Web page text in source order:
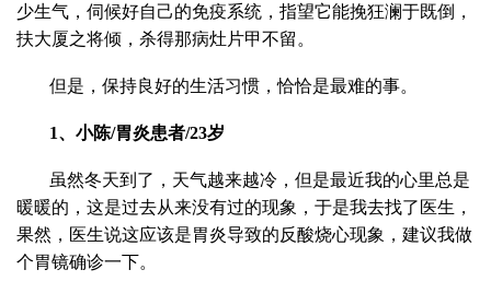
少生气，伺候好自己的免疫系统，指望它能挽狂澜于既倒，
扶大厦之将倾，杀得那病灶片甲不留。
但是，保持良好的生活习惯，恰恰是最难的事。
1、 小陈/胃炎患者/23岁
虽然冬天到了，天气越来越冷，但是最近我的心里总是
暖暖的，这是过去从来没有过的现象，于是我去找了医生，
果然，医生说这应该是胃炎导致的反酸烧心现象，建议我做
个胃镜确诊一下。